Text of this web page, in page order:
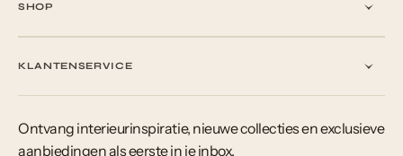
SHOP
KLANTENSERVICE
Ontvang interieurinspiratie, nieuwe collecties en exclusieve
aanbiedingen als eerste in je inbox.